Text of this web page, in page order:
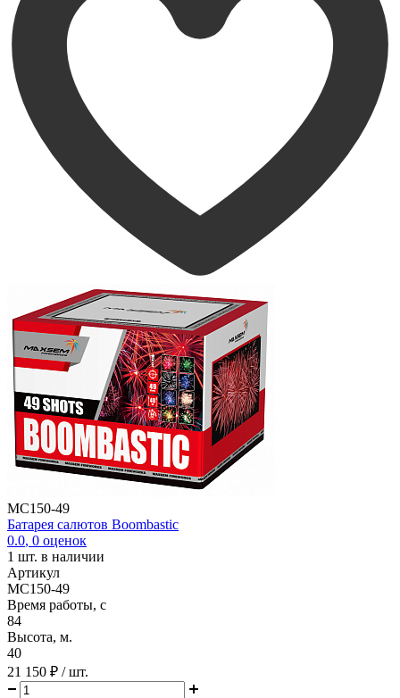
MC150-49
Батарея салютов Boombastic
0.0, 0 оценок
1 шт. в наличии
Артикул
MC150-49
Время работы, с
84
Высота, м.
40
21 150 ₽ / шт.